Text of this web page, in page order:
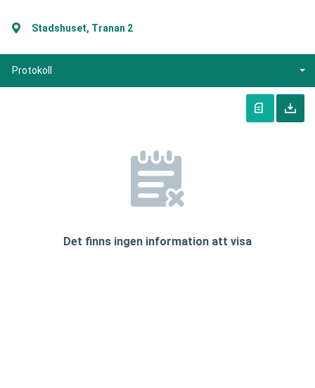
Stadshuset, Tranan 2
Protokoll
Det finns ingen information att visa